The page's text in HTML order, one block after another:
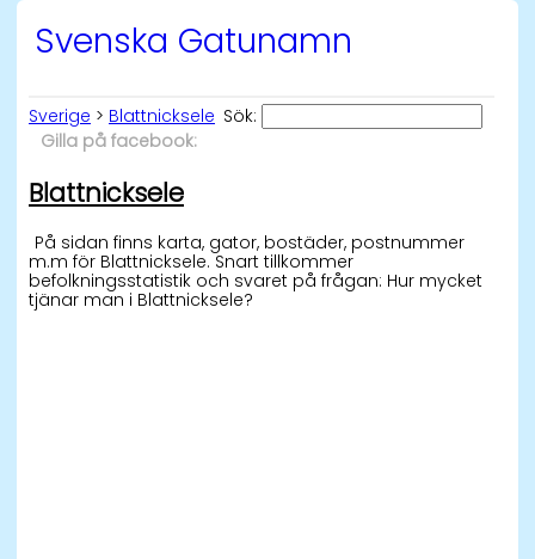
Svenska Gatunamn
Sverige > Blattnicksele Sök:
Gilla på facebook:
Blattnicksele
På sidan finns karta, gator, bostäder, postnummer
m.m för Blattnicksele. Snart tillkommer
befolkningsstatistik och svaret på frågan: Hur mycket
tjänar man i Blattnicksele?